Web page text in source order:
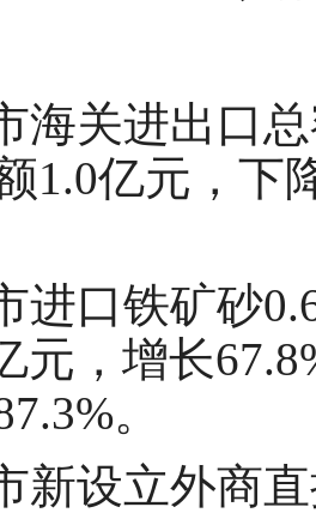
海关进出口
1.0亿元，下
进口铁矿砂
元，增长
。
新设立外商